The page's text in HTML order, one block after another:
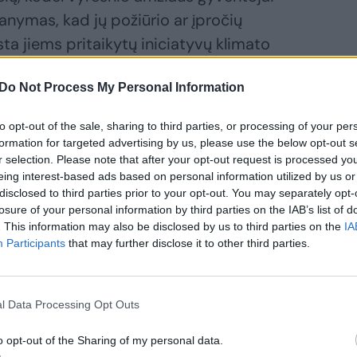
Do Not Process My Personal Information
opt-out of the sale, sharing to third parties, or processing of your
for targeted advertising by us, please use the below opt-out
selection. Please note that after your opt-out request is processed
interest-based ads based on personal information utilized by us
to third parties prior to your opt-out. You may separately
of your personal information by third parties on the IAB’s list of
This information may also be disclosed by us to third parties on the
Participants that may further disclose it to other third parties.
Data Processing Opt Outs
opt-out of the Sharing of my personal data.
kad jų požiūrio ar įpročių
jiems pritaikytų iniciatyvų klimato
visos programos tokios yra
Komisijos iniciatyvos, kur tu gali
važiuojam į stovyklą kur nors
kad vyresnio žmogaus įpročių ir
projekto, komunikacijos
Labutytė-Atkočaitienė.